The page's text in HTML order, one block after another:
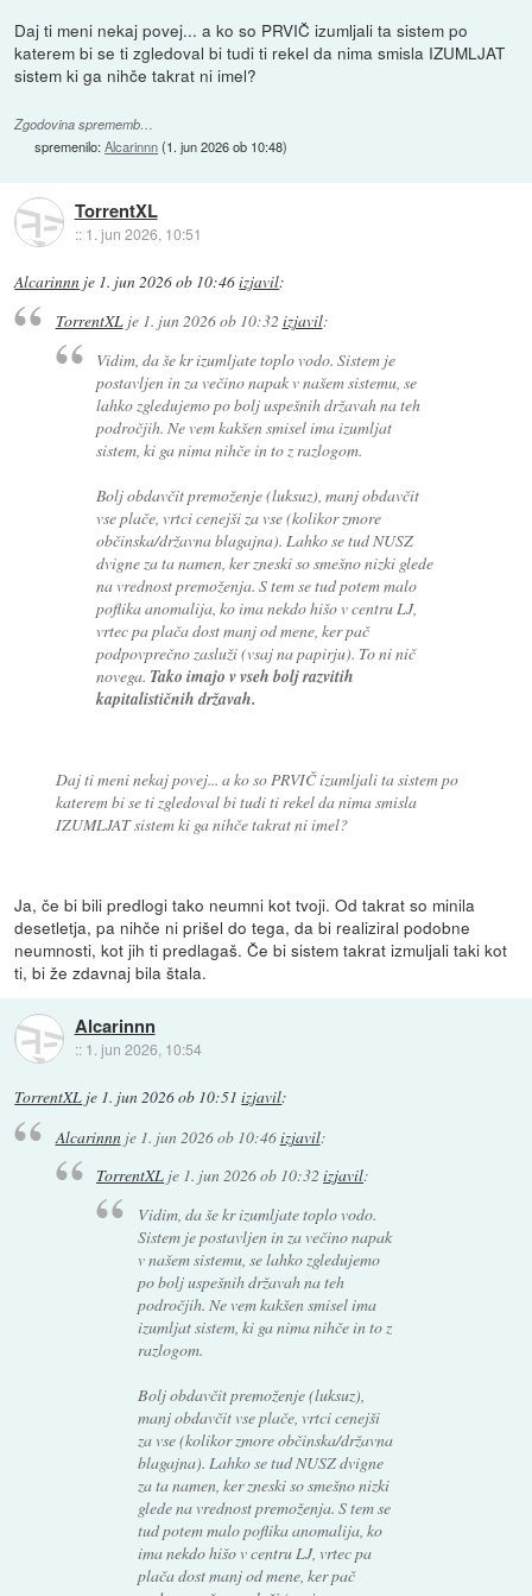
Daj ti meni nekaj povej... a ko so PRVIČ izumljali ta sistem po
katerem bi se ti zgledoval bi tudi ti rekel da nima smisla IZUMLJAT
sistem ki ga nihče takrat ni imel?
Zgodovina sprememb…
spremenilo:Alcarinnn(1. jun 2026 ob 10:48)
TorrentXL
:: 1. jun 2026, 10:51
Alcarinnn je 1. jun 2026 ob 10:46izjavil:
TorrentXLje 1. jun 2026 ob 10:32 izjavil:
Vidim, da še kr izumljate toplo vodo. Sistem je
postavljen in za večino napak v našem sistemu, se
lahko zgledujemo po bolj uspešnih državah na teh
področjih. Ne vem kakšen smisel ima izumljat
sistem, ki ga nima nihče in to z razlogom.
Bolj obdavčit premoženje (luksuz), manj obdavčit
vse plače, vrtci cenejši za vse (kolikor zmore
občinska/državna blagajna). Lahko se tud NUSZ
dvigne za ta namen, ker zneski so smešno nizki glede
na vrednost premoženja. S tem se tud potem malo
poflika anomalija, ko ima nekdo hišo v centru LJ,
vrtec pa plača dost manj od mene, ker pač
podpovprečno zasluži (vsaj na papirju). To ni nič
novega. Tako imajo v vseh bolj razvitih
kapitalističnih državah.
Daj ti meni nekaj povej... a ko so PRVIČ izumljali ta sistem po
katerem bi se ti zgledoval bi tudi ti rekel da nima smisla
IZUMLJAT sistem ki ga nihče takrat ni imel?
Ja, če bi bili predlogi tako neumni kot tvoji. Od takrat so minila
desetletja, pa nihče ni prišel do tega, da bi realiziral podobne
neumnosti, kot jih ti predlagaš. Če bi sistem takrat izmuljali taki kot
ti, bi že zdavnaj bila štala.
Alcarinnn
:: 1. jun 2026, 10:54
TorrentXL je 1. jun 2026 ob 10:51 izjavil:
Alcarinnnje 1. jun 2026 ob 10:46izjavil:
TorrentXL je 1. jun 2026 ob 10:32izjavil:
Vidim, da še kr izumljate toplo vodo.
Sistem je postavljen in za večino napak
v našem sistemu, se lahko zgledujemo
po bolj uspešnih državah na teh
področjih. Ne vem kakšen smisel ima
izumljat sistem, ki ga nima nihče in to z
razlogom.
Bolj obdavčit premoženje (luksuz),
manj obdavčit vse plače, vrtci cenejši
za vse (kolikor zmore občinska/državna
blagajna). Lahko se tud NUSZ dvigne
za ta namen, ker zneski so smešno nizki
glede na vrednost premoženja. S tem se
tud potem malo poflika anomalija, ko
ima nekdo hišo v centru LJ, vrtec pa
plača dost manj od mene, ker pač